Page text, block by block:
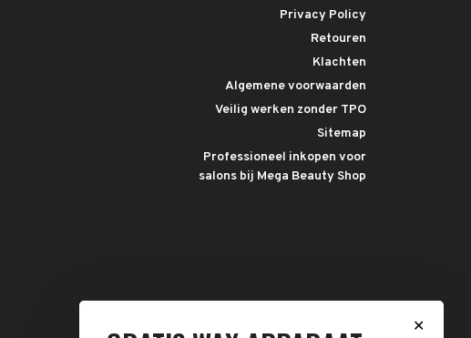
Privacy Policy
Retouren
Klachten
Algemene voorwaarden
Veilig werken zonder TPO
Sitemap
Professioneel inkopen voor
salons bij Mega Beauty Shop
✕